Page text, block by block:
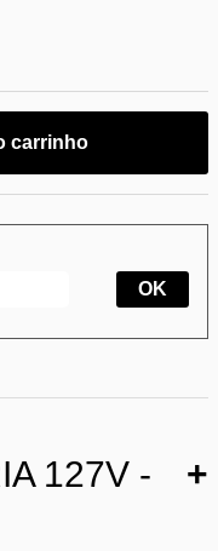
carrinho
OK
127V -
+